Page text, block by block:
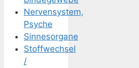
Nervensystem,
Psyche
Sinnesorgane
Stoffwechsel
/